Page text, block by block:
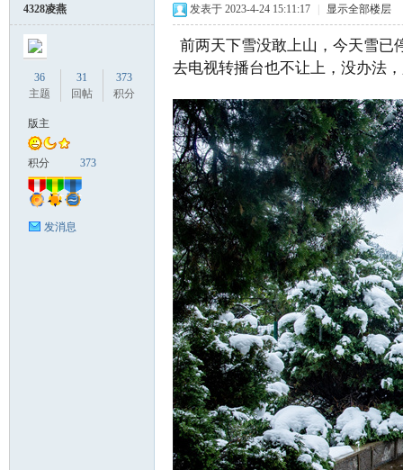
4328凌燕
36
主题
31
回帖
373
积分
版主
积分 373
发消息
发表于 2023-4-24 15:11:17 显示全部楼层
前两天下雪没敢上山，今天雪已
去电视转播台也不让上，没办法